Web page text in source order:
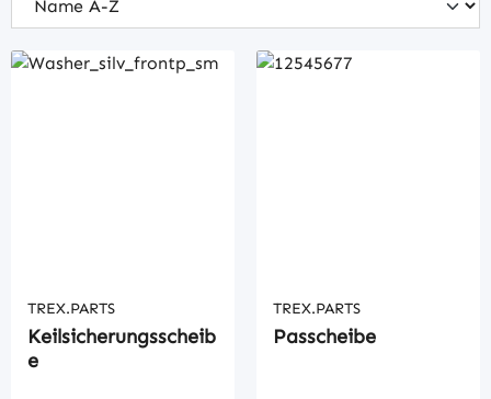
TREX.PARTS
Keilsicherungsscheib
e
TREX.PARTS
Passcheibe